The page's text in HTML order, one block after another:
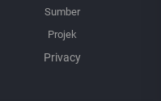
Sumber
Projek